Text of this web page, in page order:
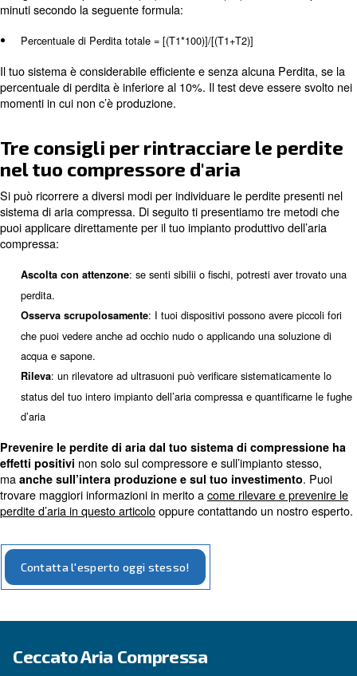
Giunti per tubazioni
Regolatori di pressione
Dispositivi per punti di utilizzo
Guarnizioni
Sigillanti per filettature
Un test rapido
Il modo più veloce per essere sicuri che non vi sia
tutto il sistema di aria compressa, è il
di registrar i tempi di carco (T1) e di scarico (T2),
minuti secondo la seguente formula:
Percentuale di Perdita totale = [(T1*100)]/[(T1+T2)]
Il tuo sistema è considerabile efficiente e senza alcuna
percentuale di perdita è inferiore al 10%. Il test deve
momenti in cui non c’è produzione.
Tre consigli per rintracciare le
nel tuo compressore d'aria
Si può ricorrere a diversi modi per individuare le perdite
sistema di aria compressa. Di seguito ti presentiamo tre
puoi applicare direttamente per il tuo impianto produttivo
compressa:
Ascolta con attenzone: se senti sibilii o fischi, potresti
Osserva scrupolosamente